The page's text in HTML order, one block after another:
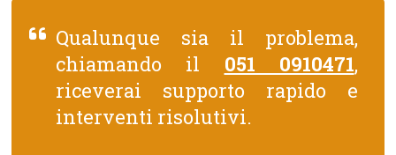
Qualunque sia il problema,
chiamando il 051 0910471,
riceverai supporto rapido e
interventi risolutivi.